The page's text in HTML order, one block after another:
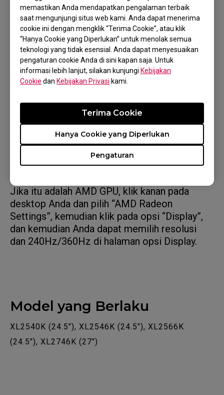
memastikan Anda mendapatkan pengalaman terbaik
saat mengunjungi situs web kami. Anda dapat menerima
cookie ini dengan mengklik “Terima Cookie”, atau klik
“Hanya Cookie yang Diperlukan” untuk menolak semua
teknologi yang tidak esensial. Anda dapat menyesuaikan
pengaturan cookie Anda di sini kapan saja. Untuk
informasi lebih lanjut, silakan kunjungi Kebijakan
Cookie dan Kebijakan Privasi kami.
Pengaturan
Hanya Cookie yang Diperlukan
Terima Cookie
Advanced Display > Display information >
Choose a refresh rate. Kemudian pilih tingkat
penyegaran layar 240Hz/360Hz Anda.
Atau Anda bisa melakukan pengaturan melalui
panel kontrol GPU
Jika itu adalah NVIDIA GPU, silakan buka panel
kontrol NVIDIA, kemudian menuju tab “Change
Resolution” di bawah opsi “Display”, dan pilih
resolusi yang Anda inginkan di bawah “PC
(bukan Ulta HD, HD, SD)”, dan pilih “240Hz” /
Jika itu adalah AMD GPU, klik kanan pada
desktop Anda dan pilih “AMD Radeon
Settings”, kemudian klik pada opsi “Display”,
dan kemudian Anda dapat memilih resolusi
dan 240Hz/360Hz di halaman opsi Display.
Model yang Berlaku
XL2540K (24.5"), XL2546K (24.5"), XL2566K
(24.5"), XL2746K (27")